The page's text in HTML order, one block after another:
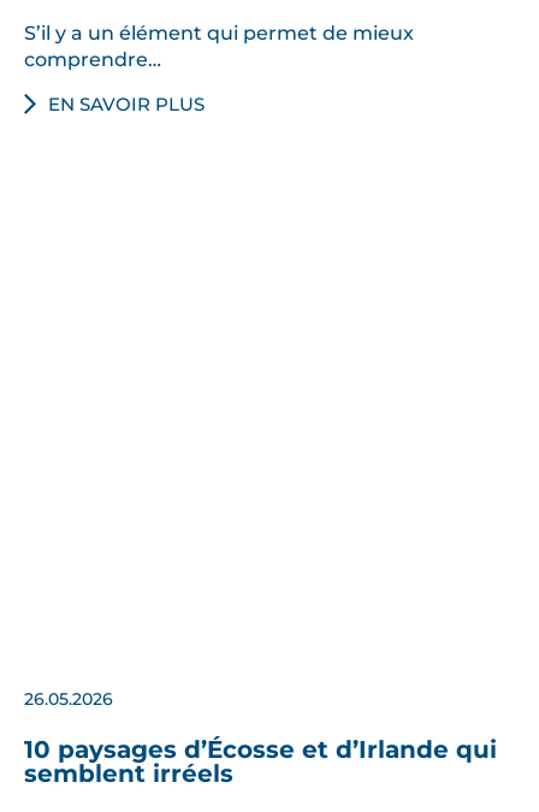
S’il y a un élément qui permet de mieux
comprendre…
EN SAVOIR PLUS
26.05.2026
10 paysages d’Écosse et d’Irlande qui
semblent irréels